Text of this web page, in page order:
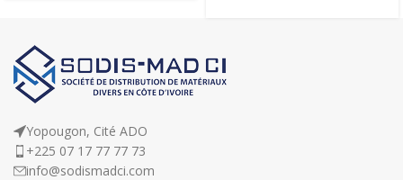
Yopougon, Cité ADO
+225 07 17 77 77 73
info@sodismadci.com